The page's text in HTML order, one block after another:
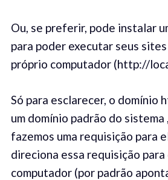
Ou, se preferir, pode instalar
para poder executar seus
próprio computador (http://
Só para esclarecer, o domínio
um domínio padrão do sistema
fazemos uma requisição para
direciona essa requisição
computador (por padrão